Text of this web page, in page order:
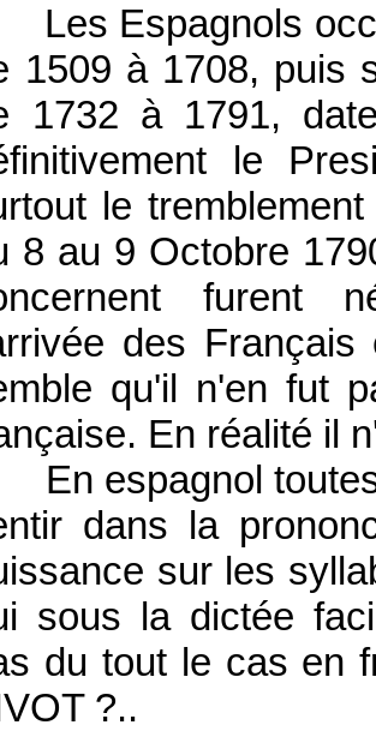
Espagnols
1509 à 1708, puis
1732 à 1791,
le
le
8 au 9 Octobre
furent
des Français
qu'il n'en fut
En réalité il
espagnol toutes
dans la
sur les
sous la dictée
du tout le cas en
?..